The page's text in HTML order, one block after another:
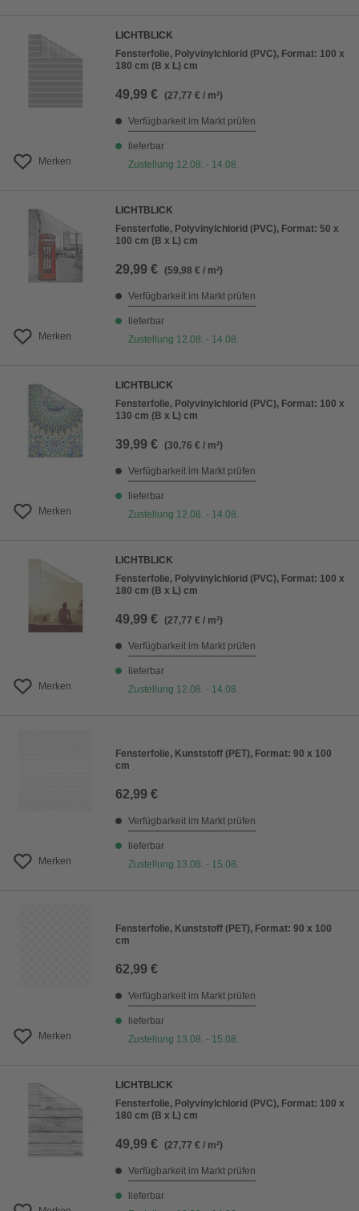
Merken
LICHTBLICK
Fensterfolie, Polyvinylchlorid (PVC), Format: 100 x
180 cm (B x L) cm
49,99 € (27,77 € / m²)
Verfügbarkeit im Markt prüfen
lieferbar
Zustellung 12.08. - 14.08.
Merken
LICHTBLICK
Fensterfolie, Polyvinylchlorid (PVC), Format: 50 x
100 cm (B x L) cm
29,99 € (59,98 € / m²)
Verfügbarkeit im Markt prüfen
lieferbar
Zustellung 12.08. - 14.08.
Merken
LICHTBLICK
Fensterfolie, Polyvinylchlorid (PVC), Format: 100 x
130 cm (B x L) cm
39,99 € (30,76 € / m²)
Verfügbarkeit im Markt prüfen
lieferbar
Zustellung 12.08. - 14.08.
Merken
LICHTBLICK
Fensterfolie, Polyvinylchlorid (PVC), Format: 100 x
180 cm (B x L) cm
49,99 € (27,77 € / m²)
Verfügbarkeit im Markt prüfen
lieferbar
Zustellung 12.08. - 14.08.
Merken
Fensterfolie, Kunststoff (PET), Format: 90 x 100
cm
62,99 €
Verfügbarkeit im Markt prüfen
lieferbar
Zustellung 13.08. - 15.08.
Merken
Fensterfolie, Kunststoff (PET), Format: 90 x 100
cm
62,99 €
Verfügbarkeit im Markt prüfen
lieferbar
Zustellung 13.08. - 15.08.
LICHTBLICK
Fensterfolie, Polyvinylchlorid (PVC), Format: 100 x
180 cm (B x L) cm
49,99 € (27,77 € / m²)
Verfügbarkeit im Markt prüfen
lieferbar